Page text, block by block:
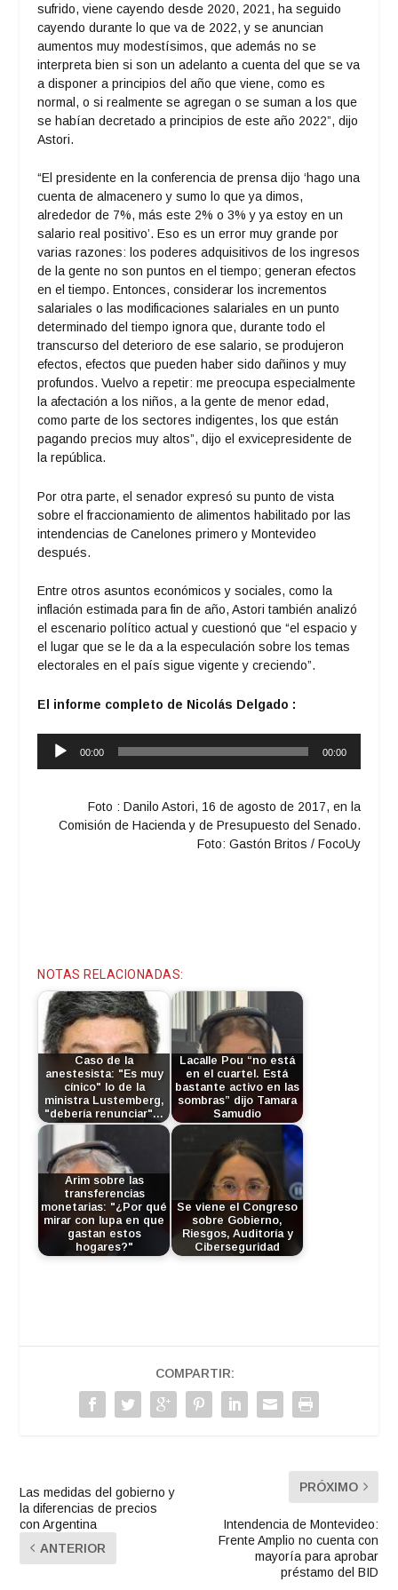
sufrido, viene cayendo desde 2020, 2021, ha seguido
cayendo durante lo que va de 2022, y se anuncian
aumentos muy modestísimos, que además no se
interpreta bien si son un adelanto a cuenta del que se va
a disponer a principios del año que viene, como es
normal, o si realmente se agregan o se suman a los que
se habían decretado a principios de este año 2022”, dijo
Astori.
“El presidente en la conferencia de prensa dijo ‘hago una
cuenta de almacenero y sumo lo que ya dimos,
alrededor de 7%, más este 2% o 3% y ya estoy en un
salario real positivo’. Eso es un error muy grande por
varias razones: los poderes adquisitivos de los ingresos
de la gente no son puntos en el tiempo; generan efectos
en el tiempo. Entonces, considerar los incrementos
salariales o las modificaciones salariales en un punto
determinado del tiempo ignora que, durante todo el
transcurso del deterioro de ese salario, se produjeron
efectos, efectos que pueden haber sido dañinos y muy
profundos. Vuelvo a repetir: me preocupa especialmente
la afectación a los niños, a la gente de menor edad,
como parte de los sectores indigentes, los que están
pagando precios muy altos”, dijo el exvicepresidente de
la república.
Por otra parte, el senador expresó su punto de vista
sobre el fraccionamiento de alimentos habilitado por las
intendencias de Canelones primero y Montevideo
después.
Entre otros asuntos económicos y sociales, como la
inflación estimada para fin de año, Astori también analizó
el escenario político actual y cuestionó que “el espacio y
el lugar que se le da a la especulación sobre los temas
electorales en el país sigue vigente y creciendo”.
El informe completo de Nicolás Delgado :
Reproductor
00:00 00:00
Foto : Danilo Astori, 16 de agosto de 2017, en la
Comisión de Hacienda y de Presupuesto del Senado.
Foto: Gastón Britos / FocoUy
NOTAS RELACIONADAS:
Caso de la
anestesista: "Es muy
cínico" lo de la
ministra Lustemberg,
"debería renunciar"…
Lacalle Pou “no está
en el cuartel. Está
bastante activo en las
sombras” dijo Tamara
Samudio
Arim sobre las
transferencias
monetarias: "¿Por qué
mirar con lupa en que
gastan estos
hogares?"
Se viene el Congreso
sobre Gobierno,
Riesgos, Auditoría y
Ciberseguridad
COMPARTIR:
Las medidas del gobierno y
la diferencias de precios
con Argentina
ANTERIOR
PRÓXIMO
Intendencia de Montevideo:
Frente Amplio no cuenta con
mayoría para aprobar
préstamo del BID